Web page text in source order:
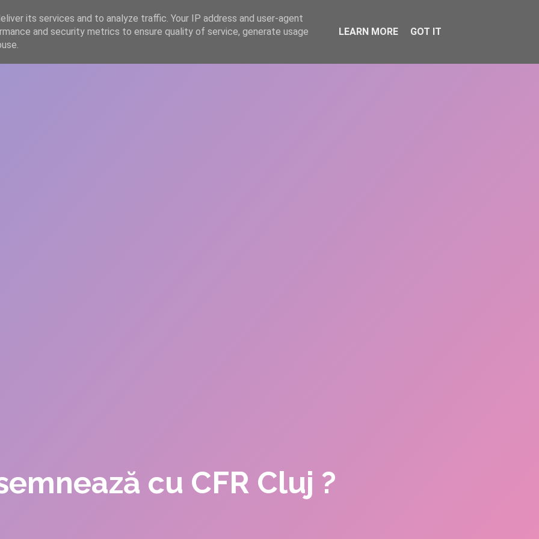
HOME ARTICOLE DESPRE ECHIPĂ REPERE DONEAZĂ ARTICOLE CONTACT
cu CFR Cluj ?
its services and to analyze traffic. Your IP address and user-agent
and security metrics to ensure quality of service, generate usage
LEARN MORE GOT IT